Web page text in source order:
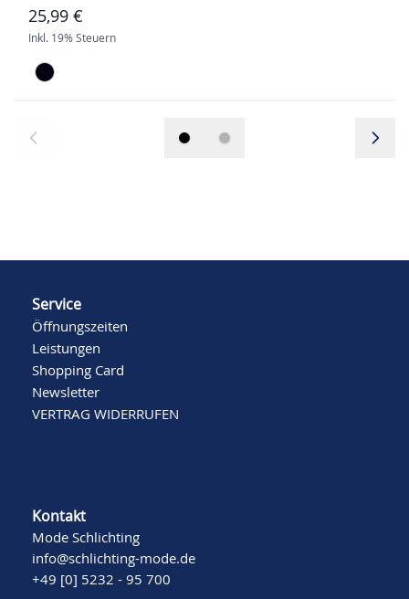
25,99 €
Inkl. 19% Steuern
Service
Öffnungszeiten
Leistungen
Shopping Card
Newsletter
VERTRAG WIDERRUFEN
Kontakt
Mode Schlichting
info@schlichting-mode.de
+49 [0] 5232 - 95 700